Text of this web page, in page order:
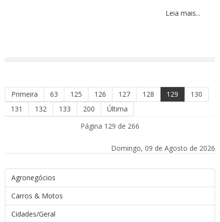
Leia mais...
Primeira 63 125 126 127 128 129
130
131
132 133 200
Última
Página 129 de 266
Domingo, 09 de Agosto de 2026
Agronegócios
Carros & Motos
Cidades/Geral